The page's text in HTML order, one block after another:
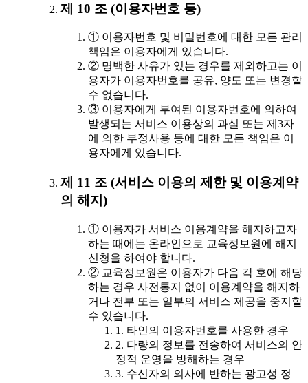
제 10 조 (이용자번호 등)
① 이용자번호 및 비밀번호에 대한 모든 관리
책임은 이용자에게 있습니다.
② 명백한 사유가 있는 경우를 제외하고는 이
용자가 이용자번호를 공유, 양도 또는 변경할
수 없습니다.
③ 이용자에게 부여된 이용자번호에 의하여
발생되는 서비스 이용상의 과실 또는 제3자
에 의한 부정사용 등에 대한 모든 책임은 이
용자에게 있습니다.
제 11 조 (서비스 이용의 제한 및 이용계약
의 해지)
① 이용자가 서비스 이용계약을 해지하고자
하는 때에는 온라인으로 교육정보원에 해지
신청을 하여야 합니다.
② 교육정보원은 이용자가 다음 각 호에 해당
하는 경우 사전통지 없이 이용계약을 해지하
거나 전부 또는 일부의 서비스 제공을 중지할
수 있습니다.
1. 타인의 이용자번호를 사용한 경우
2. 다량의 정보를 전송하여 서비스의 안
정적 운영을 방해하는 경우
3. 수신자의 의사에 반하는 광고성 정